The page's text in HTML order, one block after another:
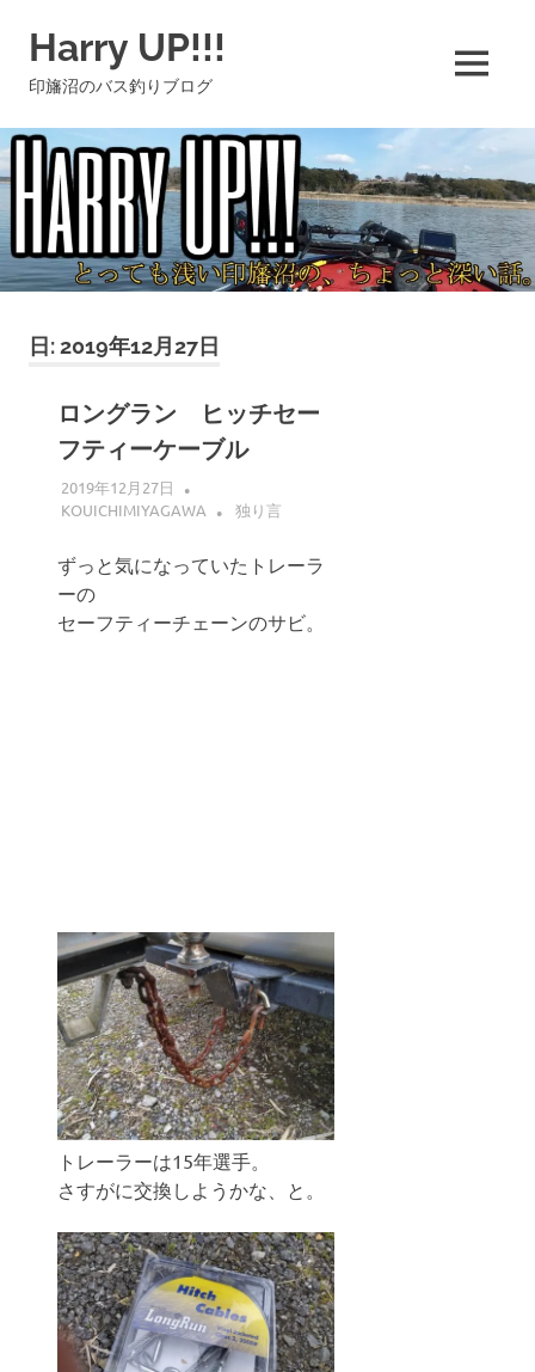
ツ
へ
ス
キ
ッ
プ
Harry UP!!!
印旛沼のバス釣りブログ MENU
日:2019年12月27日
ロングラン ヒッチセー
フティーケーブル
2019年12月27日
KOUICHIMIYAGAWA
独り言
ずっと気になっていたトレーラ
ーの
セーフティーチェーンのサビ。
トレーラーは15年選手。
さすがに交換しようかな、と。